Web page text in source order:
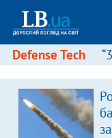
Defense Tech